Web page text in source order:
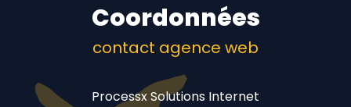
Coordonnées
contact agence web
Processx Solutions Internet